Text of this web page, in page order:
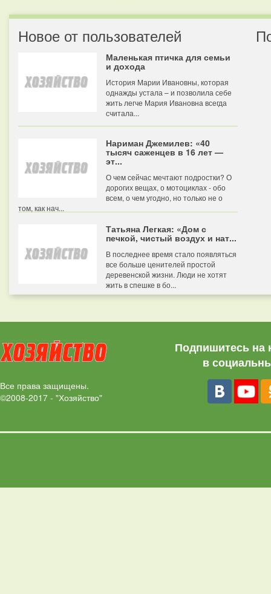
Новое от пользователей
Маленькая птичка для семьи
и дохода
История Марии Ивановны, которая
однажды устала – и позволила себе
жить легче Мария Ивановна всегда
считала...
Нариман Джемилев: «40
тысяч саженцев в 16 лет —
эт...
О чем сейчас мечтают подростки? О
дорогих вещах, о мотоциклах - обо
всем, о чем угодно, но только не о
том, как нач...
Татьяна Легкая: «Дом с
печкой, чистый воздух и нат...
В последнее время стало появляться
все больше ценителей простой
деревенской жизни. Люди не хотят
жить в спешке в бо...
Все права защищены.
©2008-2017 - "Хозяйство"
Подпишитесь на
в